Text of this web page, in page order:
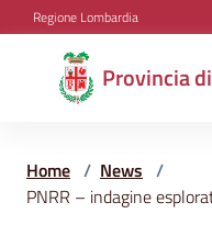
Vai al contenuto
Vai alla navigazione
Vai al footer
Regione Lombardia
Provincia
Provincia
di
Home / News /
PNRR – indagine